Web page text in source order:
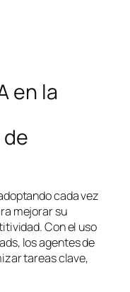
en la
cada vez
mejorar su
Con el uso
los agentes de
tareas clave,